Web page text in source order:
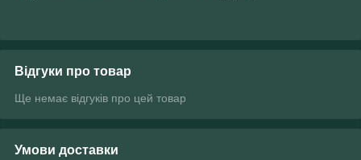
Відгуки про товар
Ще немає відгуків про цей товар
Умови доставки